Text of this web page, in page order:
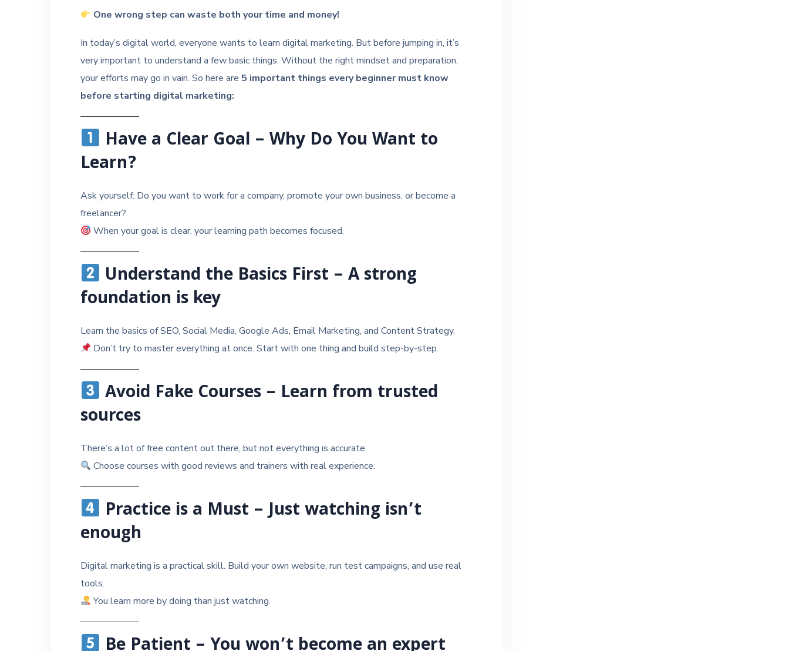
One wrong step can waste both your time and money!
In today’s digital world, everyone wants to learn digital marketing. But before jumping in, it’s
very important to understand a few basic things. Without the right mindset and preparation,
your efforts may go in vain. So here are 5 important things every beginner must know
before starting digital marketing:
Have a Clear Goal – Why Do You Want to
Learn?
Ask yourself: Do you want to work for a company, promote your own business, or become a
freelancer?
When your goal is clear, your learning path becomes focused.
Understand the Basics First – A strong
foundation is key
Learn the basics of SEO, Social Media, Google Ads, Email Marketing, and Content Strategy.
Don’t try to master everything at once. Start with one thing and build step-by-step.
Avoid Fake Courses – Learn from trusted
sources
There’s a lot of free content out there, but not everything is accurate.
Choose courses with good reviews and trainers with real experience.
Practice is a Must – Just watching isn’t
enough
Digital marketing is a practical skill. Build your own website, run test campaigns, and use real
tools.
You learn more by doing than just watching.